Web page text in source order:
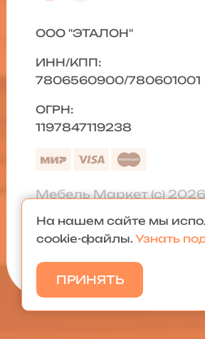
ООО "ЭТАЛОН"
ИНН/КПП:
7806560900/780601001
ОГРН:
1197847119238
Мебель Маркет (с) 2026
Политика
Карта сайта
На нашем сайте мы
cookie-файлы. Узнать
ПРИНЯТЬ